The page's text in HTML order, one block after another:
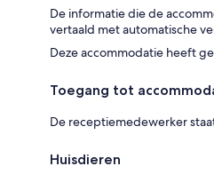
De informatie die de
vertaald met automatische
Deze accommodatie heeft
Toegang tot
De receptiemedewerker
Huisdieren